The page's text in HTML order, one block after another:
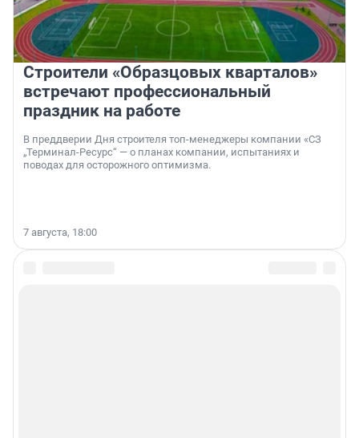
Строители «Образцовых кварталов»
встречают профессиональный
праздник на работе
В преддверии Дня строителя топ-менеджеры компании «СЗ
„Терминал-Ресурс“ — о планах компании, испытаниях и
поводах для осторожного оптимизма.
7 августа, 18:00